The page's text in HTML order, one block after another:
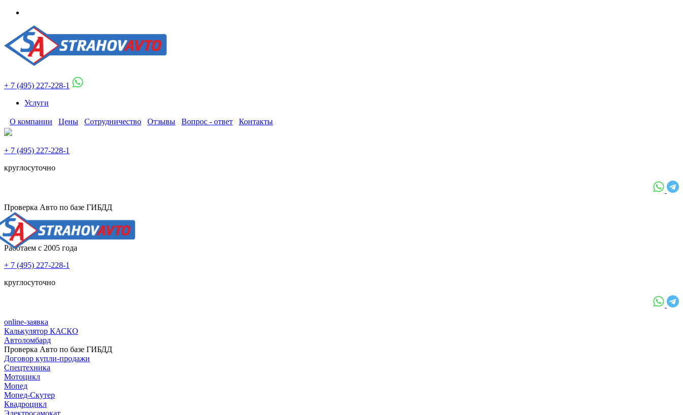
+ 7 (495) 227-228-1
Услуги
О компании Цены Сотрудничество Отзывы Вопрос - ответ Контакты
+ 7 (495) 227-228-1
круглосуточно
Проверка Авто по базе ГИБДД
Работаем с 2005 года
+ 7 (495) 227-228-1
круглосуточно
online-заявка
Калькулятор КАСКО
Автоломбард
Проверка Авто по базе ГИБДД
Договор купли-продажи
Спецтехника
Мотоцикл
Мопед
Мопед-Скутер
Квадроцикл
Электросамокат